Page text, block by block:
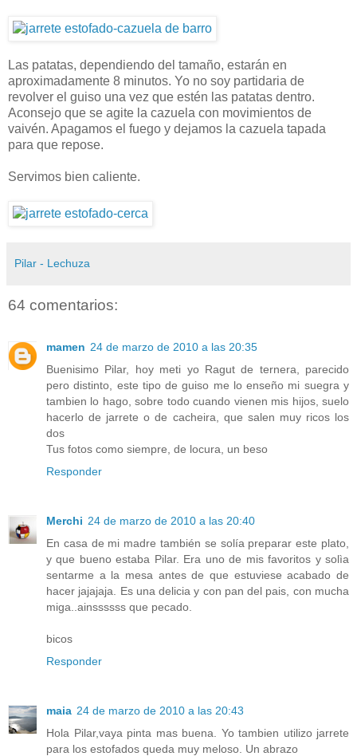
Las patatas, dependiendo del tamaño, estarán en
aproximadamente 8 minutos. Yo no soy partidaria de
revolver el guiso una vez que estén las patatas dentro.
Aconsejo que se agite la cazuela con movimientos de
vaivén. Apagamos el fuego y dejamos la cazuela tapada
para que repose.
Servimos bien caliente.
Pilar - Lechuza
64 comentarios:
mamen 24 de marzo de 2010 a las 20:35
Buenisimo Pilar, hoy meti yo Ragut de ternera, parecido
pero distinto, este tipo de guiso me lo enseño mi suegra y
tambien lo hago, sobre todo cuando vienen mis hijos, suelo
hacerlo de jarrete o de cacheira, que salen muy ricos los
dos
Tus fotos como siempre, de locura, un beso
Responder
Merchi 24 de marzo de 2010 a las 20:40
En casa de mi madre también se solía preparar este plato,
y que bueno estaba Pilar. Era uno de mis favoritos y solìa
sentarme a la mesa antes de que estuviese acabado de
hacer jajajaja. Es una delicia y con pan del pais, con mucha
miga..ainssssss que pecado.
bicos
Responder
maia 24 de marzo de 2010 a las 20:43
Hola Pilar,vaya pinta mas buena. Yo tambien utilizo jarrete
para los estofados queda muy meloso. Un abrazo